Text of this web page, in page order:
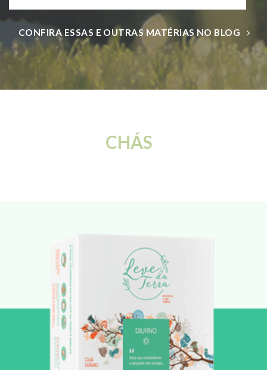
CONFIRA ESSAS E OUTRAS MATÉRIAS NO BLOG
CHÁS